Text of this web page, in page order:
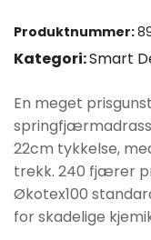
Produktnummer:
Kategori:Smart
En meget
22cm tykkelse,
trekk. 240 fjærer
Økotex100
for skadelige